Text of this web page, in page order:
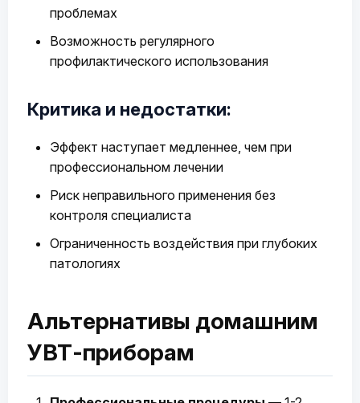
проблемах
Возможность регулярного
профилактического использования
Критика и недостатки:
Эффект наступает медленнее, чем при
профессиональном лечении
Риск неправильного применения без
контроля специалиста
Ограниченность воздействия при глубоких
патологиях
Альтернативы домашним
УВТ-приборам